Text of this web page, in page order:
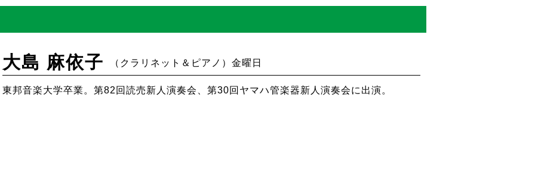
大島 麻依子 （クラリネット＆ピアノ）金曜日
東邦音楽大学卒業。第82回読売新人演奏会、第30回ヤマハ管楽器新人演奏会に出演。